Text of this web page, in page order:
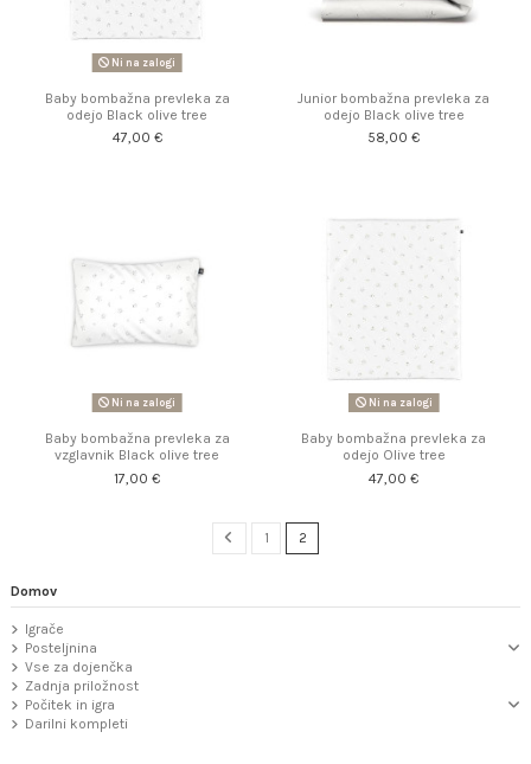
Ni na zalogi
Baby bombažna prevleka za
odejo Black olive tree
47,00 €
Junior bombažna prevleka za
odejo Black olive tree
58,00 €
Ni na zalogi
Baby bombažna prevleka za
vzglavnik Black olive tree
17,00 €
Ni na zalogi
Baby bombažna prevleka za
odejo Olive tree
47,00 €
1 2
Domov
Igrače
Posteljnina
Vse za dojenčka
Zadnja priložnost
Počitek in igra
Darilni kompleti